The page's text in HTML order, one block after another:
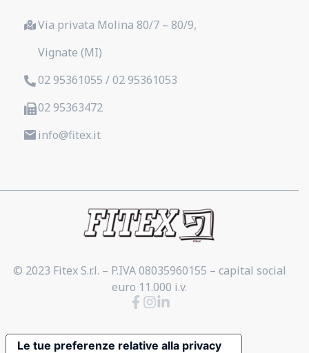
Via privata Molina 80/7 – 80/9,
Vignate (MI)
02 95361055 / 02 95361053
02 95363472
info@fitex.it
© 2023 Fitex S.r.l. – P.IVA 08035960155 – capital social
euro 11.000 i.v.
Le tue preferenze relative alla privacy